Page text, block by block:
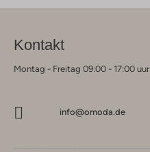
Kontakt
Montag - Freitag 09:00 - 17:00 uur
info@omoda.de